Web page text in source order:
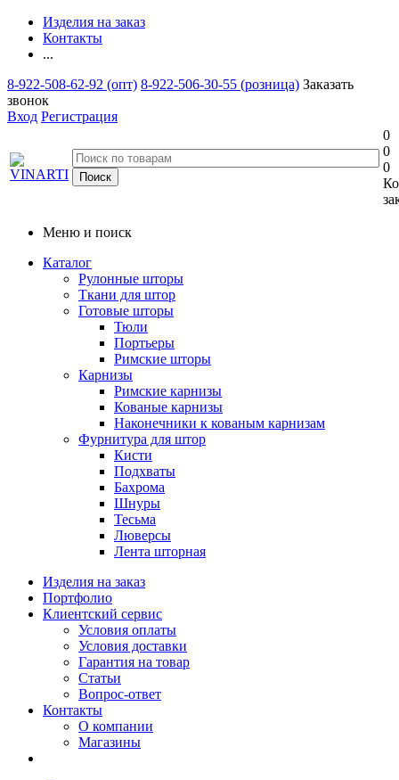
Изделия на заказ
Контакты
...
8-922-508-62-92 (опт) 8-922-506-30-55 (розница) Заказать
звонок
Вход Регистрация
0
0
0
Меню и поиск
Каталог
Рулонные шторы
Ткани для штор
Готовые шторы
Тюли
Портьеры
Римские шторы
Карнизы
Римские карнизы
Кованые карнизы
Наконечники к кованым карнизам
Фурнитура для штор
Кисти
Подхваты
Бахрома
Шнуры
Тесьма
Люверсы
Лента шторная
Изделия на заказ
Портфолио
Клиентский сервис
Условия оплаты
Условия доставки
Гарантия на товар
Статьи
Вопрос-ответ
Контакты
О компании
Магазины